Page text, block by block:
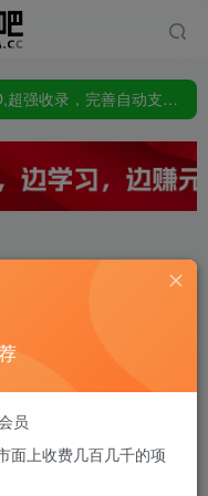
只要98元开通VIP会员，终身下载各大机构内部资源,一站式草根创业基地,最新最强网赚教程大全，小投入，大回报!
只要98元开通VIP会员，终身下载各大机构内部资源,一站式草根创业基地,最新最强网赚教程大全，小投入，大回报!
顶帖APP防封适配
防删图技术
员
面上收费几百几千的项